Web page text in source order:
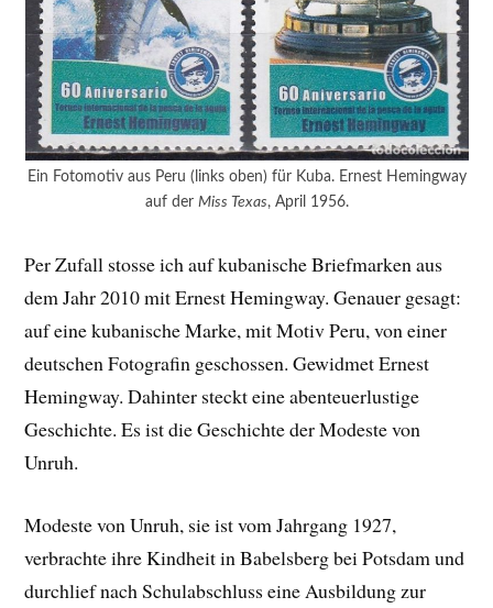
Ein Fotomotiv aus Peru (links oben) für Kuba. Ernest Hemingway
auf der Miss Texas, April 1956.
Per Zufall stosse ich auf kubanische Briefmarken aus
dem Jahr 2010 mit Ernest Hemingway. Genauer gesagt:
auf eine kubanische Marke, mit Motiv Peru, von einer
deutschen Fotografin geschossen. Gewidmet Ernest
Hemingway. Dahinter steckt eine abenteuerlustige
Geschichte. Es ist die Geschichte der Modeste von
Unruh.
Modeste von Unruh, sie ist vom Jahrgang 1927,
verbrachte ihre Kindheit in Babelsberg bei Potsdam und
durchlief nach Schulabschluss eine Ausbildung zur